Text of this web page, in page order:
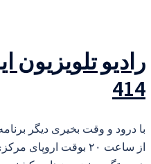
رادیو تلویزیون
414
با درود و وقت بخیری دیگر
از ساعت ۲۰ بوقت